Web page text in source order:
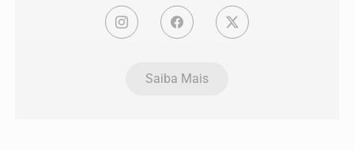
Saiba Mais